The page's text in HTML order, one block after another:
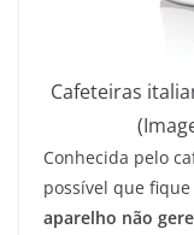
Cafeteiras
Conhecida pelo
possível que
aparelho não